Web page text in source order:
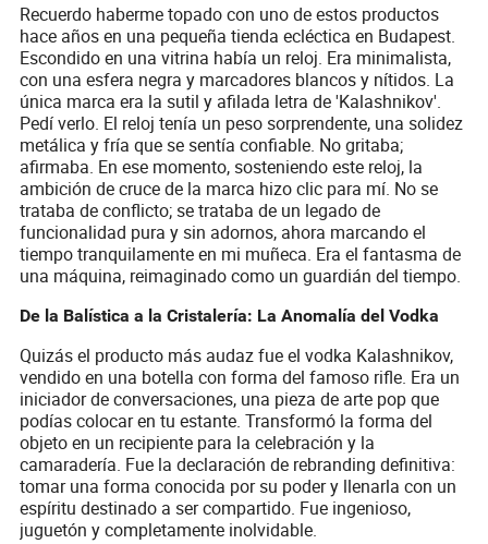
Recuerdo haberme topado con uno de estos productos
hace años en una pequeña tienda ecléctica en Budapest.
Escondido en una vitrina había un reloj. Era minimalista,
con una esfera negra y marcadores blancos y nítidos. La
única marca era la sutil y afilada letra de 'Kalashnikov'.
Pedí verlo. El reloj tenía un peso sorprendente, una solidez
metálica y fría que se sentía confiable. No gritaba;
afirmaba. En ese momento, sosteniendo este reloj, la
ambición de cruce de la marca hizo clic para mí. No se
trataba de conflicto; se trataba de un legado de
funcionalidad pura y sin adornos, ahora marcando el
tiempo tranquilamente en mi muñeca. Era el fantasma de
una máquina, reimaginado como un guardián del tiempo.
De la Balística a la Cristalería: La Anomalía del Vodka
Quizás el producto más audaz fue el vodka Kalashnikov,
vendido en una botella con forma del famoso rifle. Era un
iniciador de conversaciones, una pieza de arte pop que
podías colocar en tu estante. Transformó la forma del
objeto en un recipiente para la celebración y la
camaradería. Fue la declaración de rebranding definitiva:
tomar una forma conocida por su poder y llenarla con un
espíritu destinado a ser compartido. Fue ingenioso,
juguetón y completamente inolvidable.